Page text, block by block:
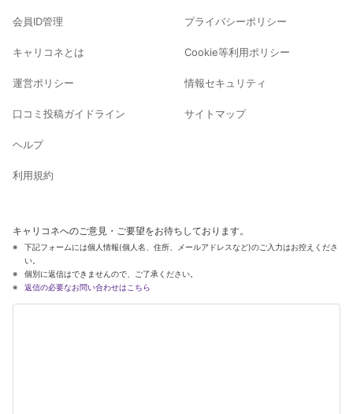
会員ID管理
キャリコネとは
運営ポリシー
口コミ投稿ガイドライン
ヘルプ
利用規約
プライバシーポリシー
Cookie等利用ポリシー
情報セキュリティ
サイトマップ
キャリコネへのご意見・ご要望をお待ちしております。
下記フォームには個人情報(個人名、住所、メールアドレスなど)のご入力はお控えくださ
い。
個別に返信はできませんので、ご了承ください。
返信の必要なお問い合わせはこちら